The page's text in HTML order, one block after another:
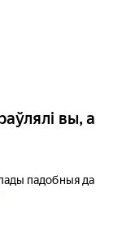
вы, а
падобныя да